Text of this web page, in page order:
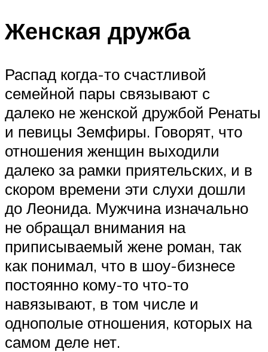
Женская дружба
Распад когда-то счастливой
семейной пары связывают с
далеко не женской дружбой Ренаты
и певицы Земфиры. Говорят, что
отношения женщин выходили
далеко за рамки приятельских, и в
скором времени эти слухи дошли
до Леонида. Мужчина изначально
не обращал внимания на
приписываемый жене роман, так
как понимал, что в шоу-бизнесе
постоянно кому-то что-то
навязывают, в том числе и
однополые отношения, которых на
самом деле нет.